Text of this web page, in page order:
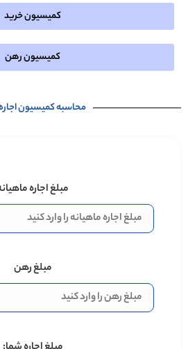
کمیسیون خرید
کمیسیون رهن
محاسبه کمیسیون
مبلغ اجاره
مبلغ رهن